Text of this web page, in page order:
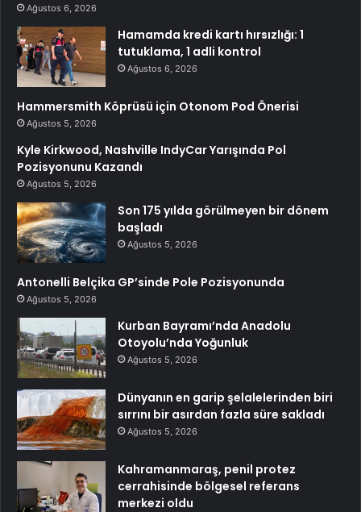
Ağustos 6, 2026
Hamamda kredi kartı hırsızlığı: 1
tutuklama, 1 adli kontrol
Ağustos 6, 2026
Hammersmith Köprüsü için Otonom Pod Önerisi
Ağustos 5, 2026
Kyle Kirkwood, Nashville IndyCar Yarışında Pol
Pozisyonunu Kazandı
Ağustos 5, 2026
Son 175 yılda görülmeyen bir dönem
başladı
Ağustos 5, 2026
Antonelli Belçika GP’sinde Pole Pozisyonunda
Ağustos 5, 2026
Kurban Bayramı’nda Anadolu
Otoyolu’nda Yoğunluk
Ağustos 5, 2026
Dünyanın en garip şelalelerinden biri
sırrını bir asırdan fazla süre sakladı
Ağustos 5, 2026
Kahramanmaraş, penil protez
cerrahisinde bölgesel referans
merkezi oldu